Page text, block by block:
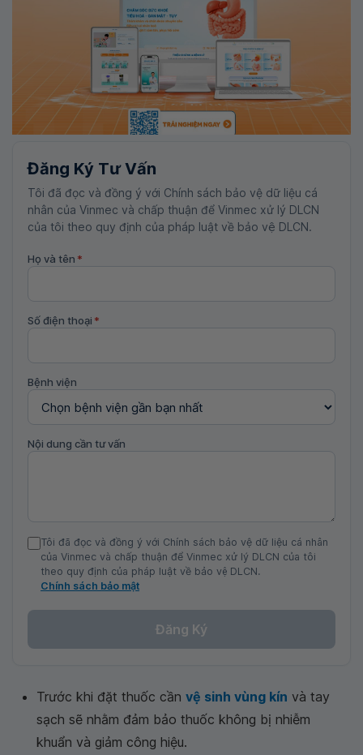
Đăng Ký Tư Vấn
Tôi đã đọc và đồng ý với Chính sách bảo vệ dữ liệu cá
nhân của Vinmec và chấp thuận để Vinmec xử lý DLCN
của tôi theo quy định của pháp luật về bảo vệ DLCN.
Họ và tên *
Số điện thoại *
Bệnh viện
Nội dung cần tư vấn
Tôi đã đọc và đồng ý với Chính sách bảo vệ dữ liệu cá nhân
của Vinmec và chấp thuận để Vinmec xử lý DLCN của tôi
theo quy định của pháp luật về bảo vệ DLCN.
Chính sách bảo mật
Đăng Ký
Trước khi đặt thuốc cần vệ sinh vùng kín và tay
sạch sẽ nhằm đảm bảo thuốc không bị nhiễm
khuẩn và giảm công hiệu.